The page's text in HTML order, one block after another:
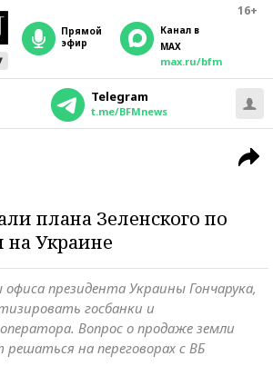
16+
прямой
эфир
Канал в
MAX
max.ru/bfm
Telegram
t.me/BFMnews
плана Зеленского по
на Украине
президента Украины Гончарука,
госбанки и
Вопрос о продаже земли
на переговорах с ВБ